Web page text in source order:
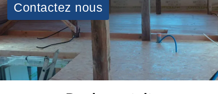
Contactez nous